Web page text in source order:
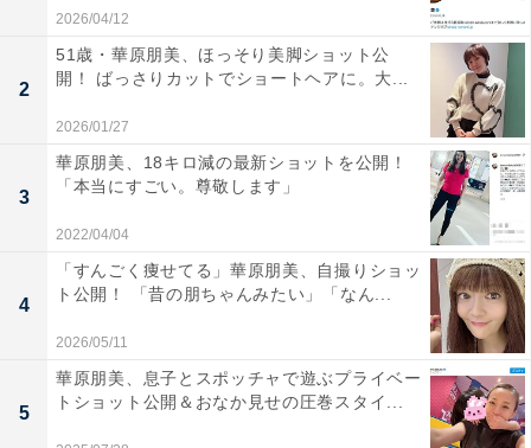
2026/04/12
2
51歳・華原朋美、ほっそり美脚ショット公
開！ ばっさりカットでショートヘアに。大...
2026/01/27
3
華原朋美、18キロ減の最新ショットを公開！
「本当にすごい。尊敬します」
2022/04/04
4
「すんごく痩せてる」華原朋美、自撮りショッ
ト公開！ 「昔の朋ちゃんみたい」「なん...
2026/05/11
5
華原朋美、息子とスポッチャで遊ぶプライベー
トショット公開＆おなか見せの圧巻スタイ...